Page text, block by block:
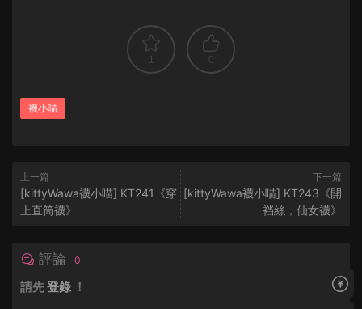
1 0
襪小喵
上一篇
[kittyWawa襪小喵] KT241《穿
上直筒襪》
下一篇
[kittyWawa襪小喵] KT243《開
裆絲，仙女襪》
評論 0
請先登錄 ！